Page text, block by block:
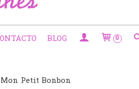
BLOG 0
Petit Bonbon